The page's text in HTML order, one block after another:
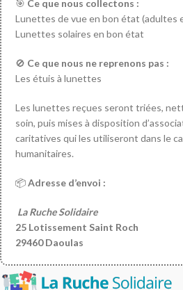
🎯 Ce que nous collectons :
Lunettes de vue en bon état (adultes
Lunettes solaires en bon état
🚫 Ce que nous ne reprenons pas :
Les étuis à lunettes
Les lunettes reçues seront triées,
soin, puis mises à disposition
caritatives qui les utiliseront dans le
humanitaires.
📦Adresse d’envoi :
La Ruche Solidaire
25 Lotissement Saint Roch
29460 Daoulas